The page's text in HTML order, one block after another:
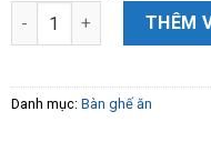
Chiếu Ngựa gỗ CẩmTHÊM
Danh mục: Bàn ghế ăn